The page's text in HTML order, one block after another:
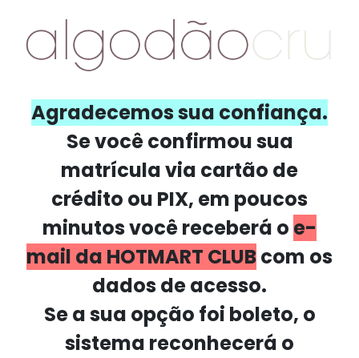
Agradecemos sua confiança.
Se você confirmou sua
matrícula via cartão de
crédito ou PIX, em poucos
minutos você receberá o e-
mail da HOTMART CLUBcom os
dados de acesso.
Se a sua opção foi boleto, o
sistema reconhecerá o